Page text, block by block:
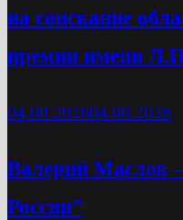
на соискание
премии имени
04.08.202604.08.2026
Валерий Маслов
России”